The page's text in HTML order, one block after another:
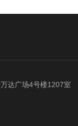
达广场4号楼1207室